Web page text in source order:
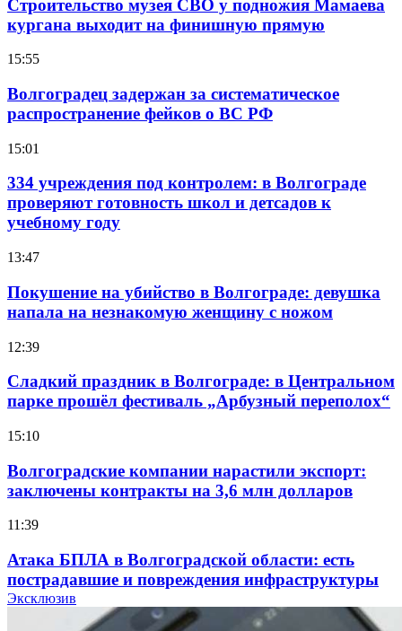
Строительство музея СВО у подножия Мамаева
кургана выходит на финишную прямую
15:55
Волгоградец задержан за систематическое
распространение фейков о ВС РФ
15:01
334 учреждения под контролем: в Волгограде
проверяют готовность школ и детсадов к
учебному году
13:47
Покушение на убийство в Волгограде: девушка
напала на незнакомую женщину с ножом
12:39
Сладкий праздник в Волгограде: в Центральном
парке прошёл фестиваль „Арбузный переполох“
15:10
Волгоградские компании нарастили экспорт:
заключены контракты на 3,6 млн долларов
11:39
Атака БПЛА в Волгоградской области: есть
пострадавшие и повреждения инфраструктуры
Эксклюзив